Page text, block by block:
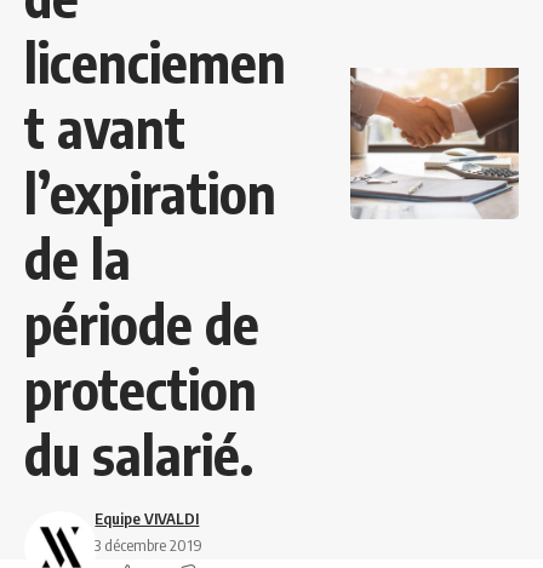
licenciemen
t avant
l’expiration
de la
période de
protection
du salarié.
Equipe VIVALDI
3 décembre 2019